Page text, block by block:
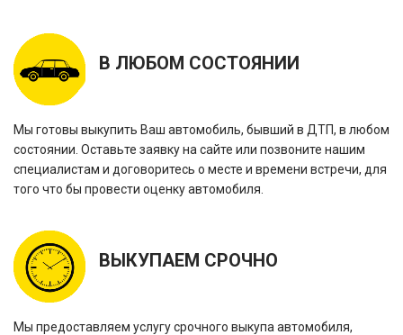
В ЛЮБОМ СОСТОЯНИИ
Мы готовы выкупить Ваш автомобиль, бывший в ДТП, в любом
состоянии. Оставьте заявку на сайте или позвоните нашим
специалистам и договоритесь о месте и времени встречи, для
того что бы провести оценку автомобиля.
ВЫКУПАЕМ СРОЧНО
Мы предоставляем услугу срочного выкупа автомобиля,